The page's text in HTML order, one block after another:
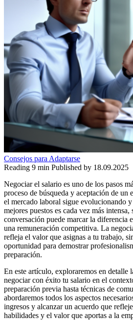
Consejos para Adaptarse
Reading 9 min Published by 18.09.2025
Negociar el salario es uno de los pasos
proceso de búsqueda y aceptación de un
el mercado laboral sigue evolucionando
mejores puestos es cada vez más intensa,
conversación puede marcar la diferencia
una remuneración competitiva. La
refleja el valor que asignas a tu trabajo,
oportunidad para demostrar
preparación.
En este artículo, exploraremos en detalle
negociar con éxito tu salario en el
preparación previa hasta técnicas de
abordaremos todos los aspectos
ingresos y alcanzar un acuerdo que
habilidades y el valor que aportas a la